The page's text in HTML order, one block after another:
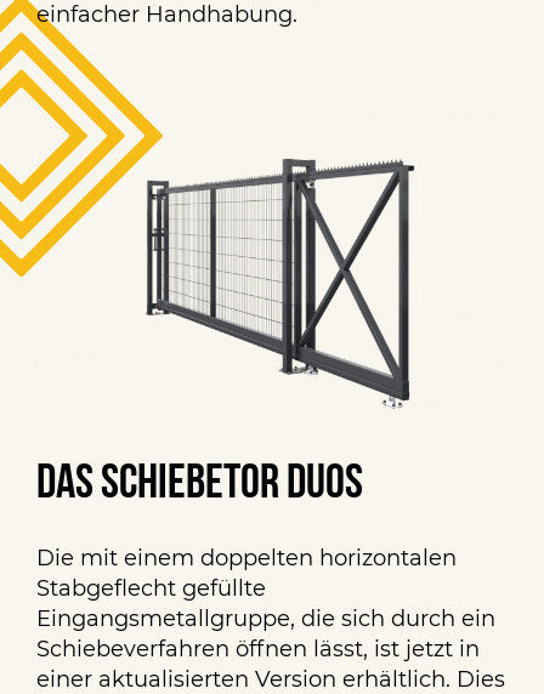
einfacher Handhabung.
Das Schiebetor DUOS
Die mit einem doppelten horizontalen
Stabgeflecht gefüllte
Eingangsmetallgruppe, die sich durch ein
Schiebeverfahren öffnen lässt, ist jetzt in
einer aktualisierten Version erhältlich. Dies